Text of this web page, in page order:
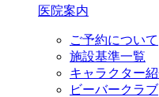
医院案内
ご予約について
施設基準一覧
キャラクター
ビーバークラブ